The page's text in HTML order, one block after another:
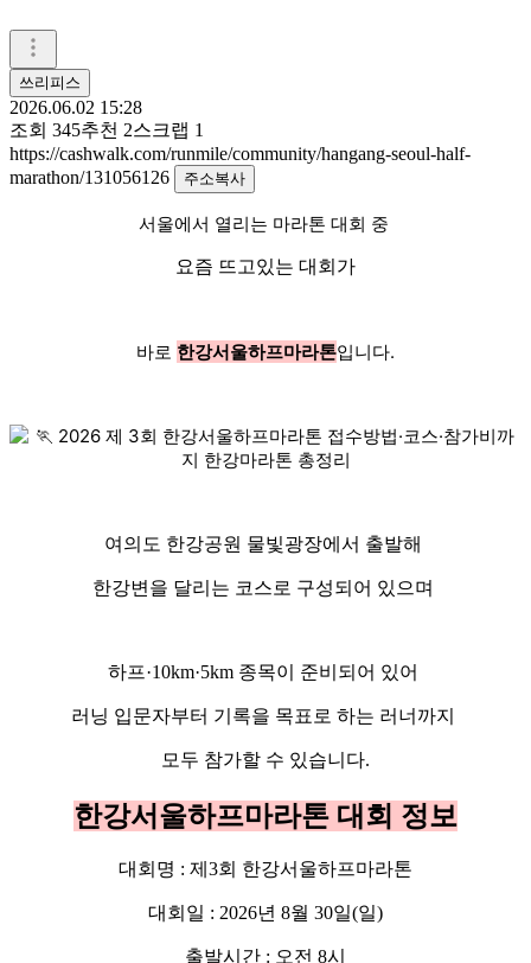
쓰리피스
2026.06.02 15:28
조회 345추천 2스크랩 1
https://cashwalk.com/runmile/community/hangang-seoul-half-
marathon/131056126
주소복사
서울에서 열리는 마라톤 대회 중
요즘 뜨고있는 대회가
바로 한강서울하프마라톤입니다.
여의도 한강공원 물빛광장에서 출발해
한강변을 달리는 코스로 구성되어 있으며
하프·10km·5km 종목이 준비되어 있어
러닝 입문자부터 기록을 목표로 하는 러너까지
모두 참가할 수 있습니다.
한강서울하프마라톤 대회 정보
대회명 : 제3회 한강서울하프마라톤
대회일 : 2026년 8월 30일(일)
출발시간 : 오전 8시